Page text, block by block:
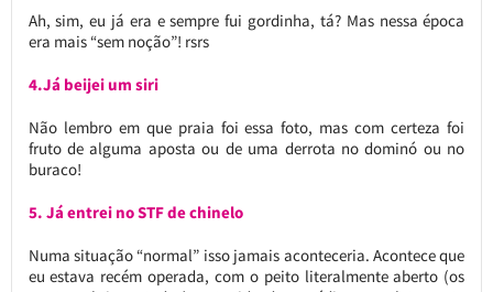
Ah, sim, eu já era e sempre fui gordinha, tá? Mas nessa época
era mais “sem noção”! rsrs
4.Já beijei um siri
Não lembro em que praia foi essa foto, mas com certeza foi
fruto de alguma aposta ou de uma derrota no dominó ou no
buraco!
5. Já entrei no STF de chinelo
Numa situação “normal” isso jamais aconteceria. Acontece que
eu estava recém operada, com o peito literalmente aberto (os